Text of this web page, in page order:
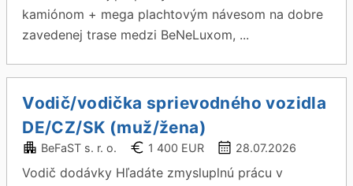
kamiónom + mega plachtovým návesom na dobre
zavedenej trase medzi BeNeLuxom, ...
Vodič/vodička sprievodného vozidla
DE/CZ/SK (muž/žena)
BeFaST s. r. o. 1 400 EUR 28.07.2026
Vodič dodávky Hľadáte zmysluplnú prácu v